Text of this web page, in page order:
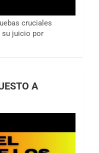
cruciales
su juicio por
A